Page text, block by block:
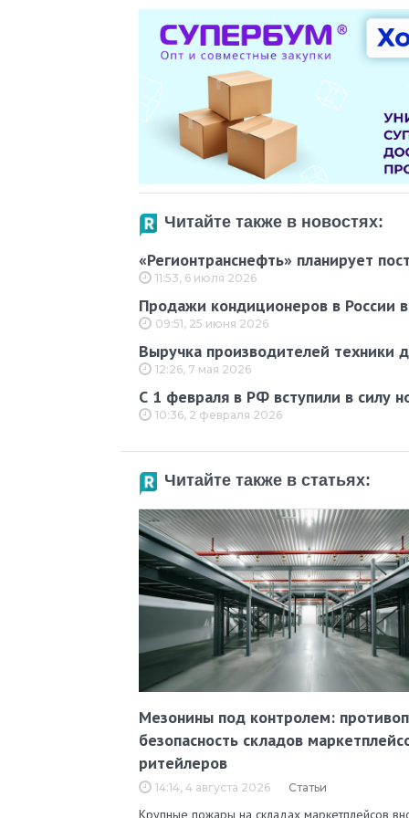
Читайте также в новостях:
«Регионтранснефть» планирует
11:53, 6 июля 2026
Продажи кондиционеров в России
09:51, 25 июня 2026
Выручка производителей техники
12:26, 7 мая 2026
С 1 февраля в РФ вступили в силу
10:36, 2 февраля 2026
Читайте также в статьях:
Мезонины под контролем:
безопасность складов
ритейлеров
14:14, 4 августа 2026 Статьи
Крупные пожары на складах маркетплейсов